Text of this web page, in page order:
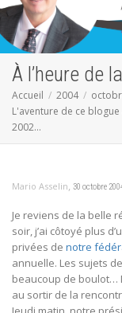
À l’heure de
Accueil 2004
L'aventure de ce
2002...
Mario Asselin, 30 octobre
Je reviens de la belle
soir, j’ai côtoyé plus
privées de notre
annuelle. Les sujets
beaucoup de boulot…
au sortir de la